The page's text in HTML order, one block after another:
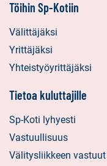
Töihin Sp-Kotiin
Välittäjäksi
Yrittäjäksi
Yhteistyöyrittäjäksi
Tietoa kuluttajille
Sp-Koti lyhyesti
Vastuullisuus
Välitysliikkeen vastuut